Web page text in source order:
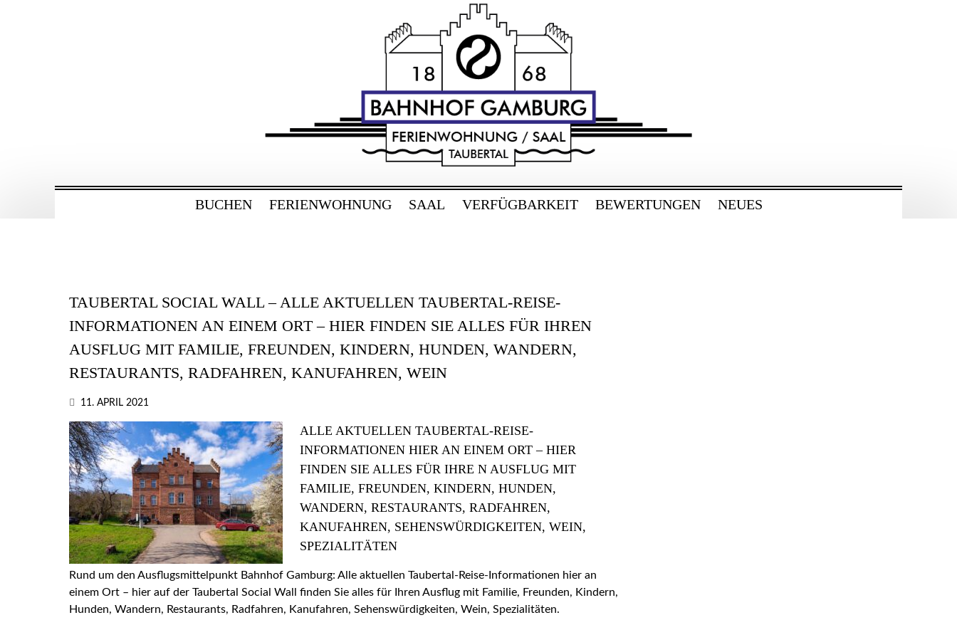
BUCHEN FERIENWOHNUNG SAAL VERFÜGBARKEIT BEWERTUNGEN NEUES
TAUBERTAL SOCIAL WALL – ALLE AKTUELLEN TAUBERTAL-REISE-
INFORMATIONEN AN EINEM ORT – HIER FINDEN SIE ALLES FÜR IHREN
AUSFLUG MIT FAMILIE, FREUNDEN, KINDERN, HUNDEN, WANDERN,
RESTAURANTS, RADFAHREN, KANUFAHREN, WEIN
11. APRIL 2021
ALLE AKTUELLEN TAUBERTAL-REISE-
INFORMATIONEN HIER AN EINEM ORT – HIER
FINDEN SIE ALLES FÜR IHRE N AUSFLUG MIT
FAMILIE, FREUNDEN, KINDERN, HUNDEN,
WANDERN, RESTAURANTS, RADFAHREN,
KANUFAHREN, SEHENSWÜRDIGKEITEN, WEIN,
SPEZIALITÄTEN
Rund um den Ausflugsmittelpunkt Bahnhof Gamburg: Alle aktuellen Taubertal-Reise-Informationen hier an
einem Ort – hier auf der Taubertal Social Wall finden Sie alles für Ihren Ausflug mit Familie, Freunden, Kindern,
Hunden, Wandern, Restaurants, Radfahren, Kanufahren, Sehenswürdigkeiten, Wein, Spezialitäten.